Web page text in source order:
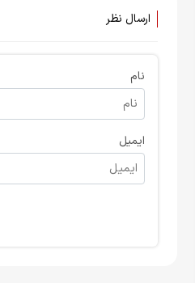
ارسال نظر
نام
ایمیل